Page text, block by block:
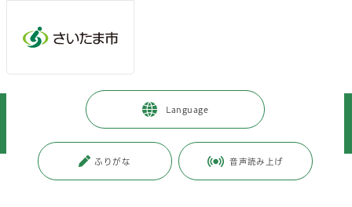
Language
ふりがな 音声読み上げ
事業者向けの情報 > まちづくり・交通・建設
>
更新日付：2026年4月21日 / ページ番号：C121494